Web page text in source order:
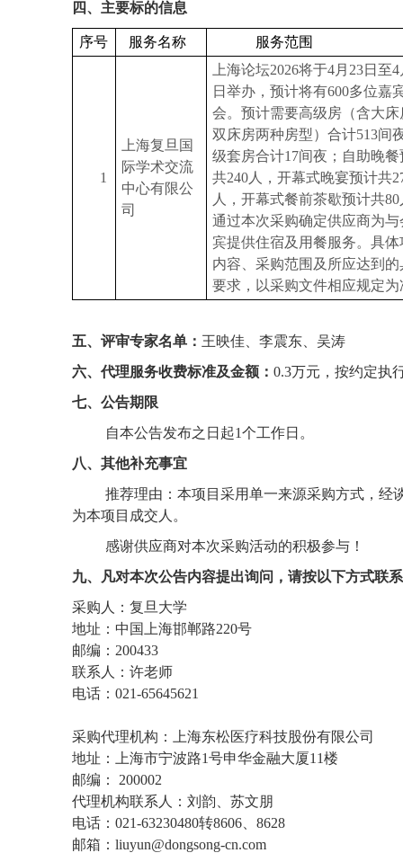
四、主要标的信息
序号 服务名称 服务范围
1
上海复旦国
际学术交流
中心有限公
司
上海论坛2026将于4月23日至4
日举办，预计将有600多位嘉
会。预计需要高级房（含大床
双床房两种房型）合计513间
级套房合计17间夜；自助晚餐
共240人，开幕式晚宴预计共
人，开幕式餐前茶歇预计共80
通过本次采购确定供应商为与
宾提供住宿及用餐服务。具体
内容、采购范围及所应达到的
要求，以采购文件相应规定为
五、评审专家名单： 王映佳、李震东、吴涛
六、代理服务收费标准及金额： 0.3万元，按约定执
七、公告期限
自本公告发布之日起1个工作日。
八、其他补充事宜
推荐理由：本项目采用单一来源采购方式，经
为本项目成交人。
感谢供应商对本次采购活动的积极参与！
九、凡对本次公告内容提出询问，请按以下方式联系
采购人：复旦大学
地址：中国上海邯郸路220号
邮编：200433
联系人：许老师
电话：021-65645621
采购代理机构：上海东松医疗科技股份有限公司
地址：上海市宁波路1号申华金融大厦11楼
邮编：
200002
代理机构联系人：刘韵、苏文朋
电话：021-63230480转8606、8628
邮箱： liuyun@dongsong-cn.com